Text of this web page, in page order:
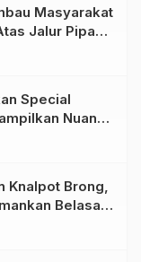
Masyarakat
Jalur Pipa
Bersama
Special
Nuansa
Skena
Knalpot Brong,
Belasan